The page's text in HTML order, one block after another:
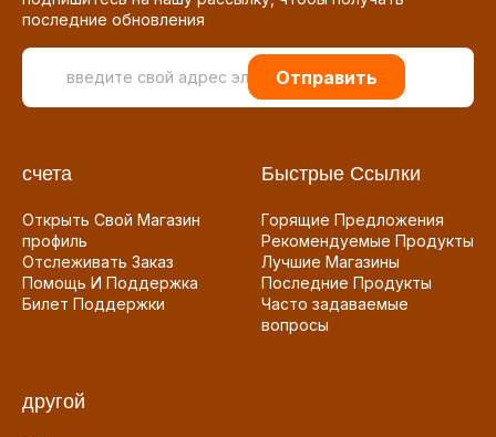
последние обновления
Отправить
счета
Открыть Свой Магазин
профиль
Отслеживать Заказ
Помощь И Поддержка
Билет Поддержки
Быстрые Ссылки
Горящие Предложения
Рекомендуемые Продукты
Лучшие Магазины
Последние Продукты
Часто задаваемые
вопросы
другой